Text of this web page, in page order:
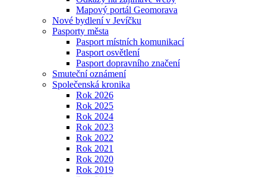
Mapový portál Geomorava
Nové bydlení v Jevíčku
Pasporty města
Pasport místních komunikací
Pasport osvětlení
Pasport dopravního značení
Smuteční oznámení
Společenská kronika
Rok 2026
Rok 2025
Rok 2024
Rok 2023
Rok 2022
Rok 2021
Rok 2020
Rok 2019